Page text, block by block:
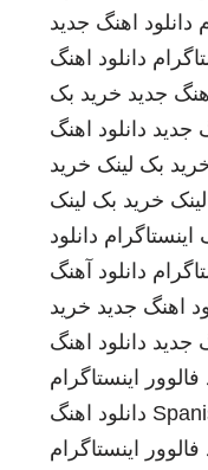
دانلود اهنگ جدید
دانلود اهنگ
جدید خرید بک
جدید دانلود اهنگ
بک لینک خرید
خرید بک لینک
اینستاگرام دانلود
دانلود آهنگ
اهنگ جدید خرید
جدید دانلود اهنگ
اینستاگرام
دانلود اهنگ
اینستاگرام